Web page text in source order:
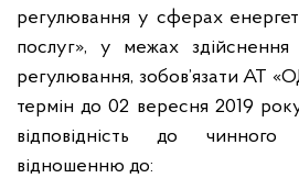
регулювання у сферах
послуг», у межах здійснення
регулювання, зобов’язати АТ
термін до 02 вересня 2019
відповідність до чинного
відношенню до: